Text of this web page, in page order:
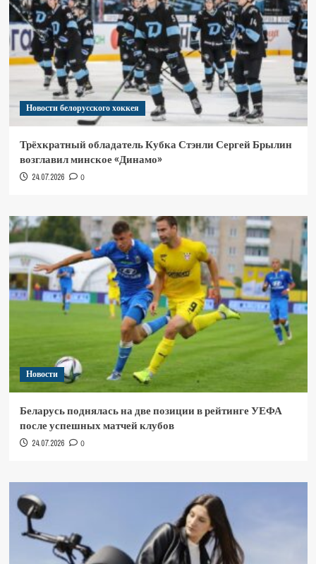
Новости белорусского хоккея
Трёхкратный обладатель Кубка Стэнли Сергей Брылин
возглавил минское «Динамо»
24.07.2026 0
Новости
Беларусь поднялась на две позиции в рейтинге УЕФА
после успешных матчей клубов
24.07.2026 0